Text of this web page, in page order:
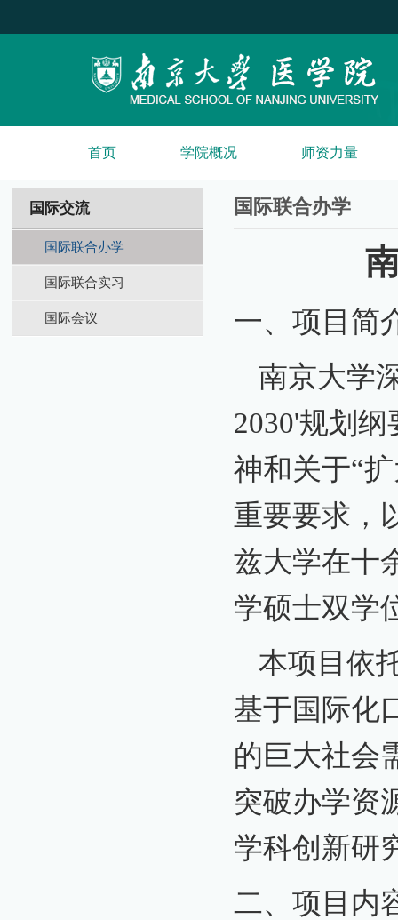
首页 学院概况 师资力量
国际交流
国际联合办学
国际联合实习
国际会议
国际联合办学
一、项目简
南京大学
2030'规划
神和关于“
重要要求，
兹大学在十
学硕士双学
本项目依
基于国际化
的巨大社会
突破办学资
学科创新研
二、项目内